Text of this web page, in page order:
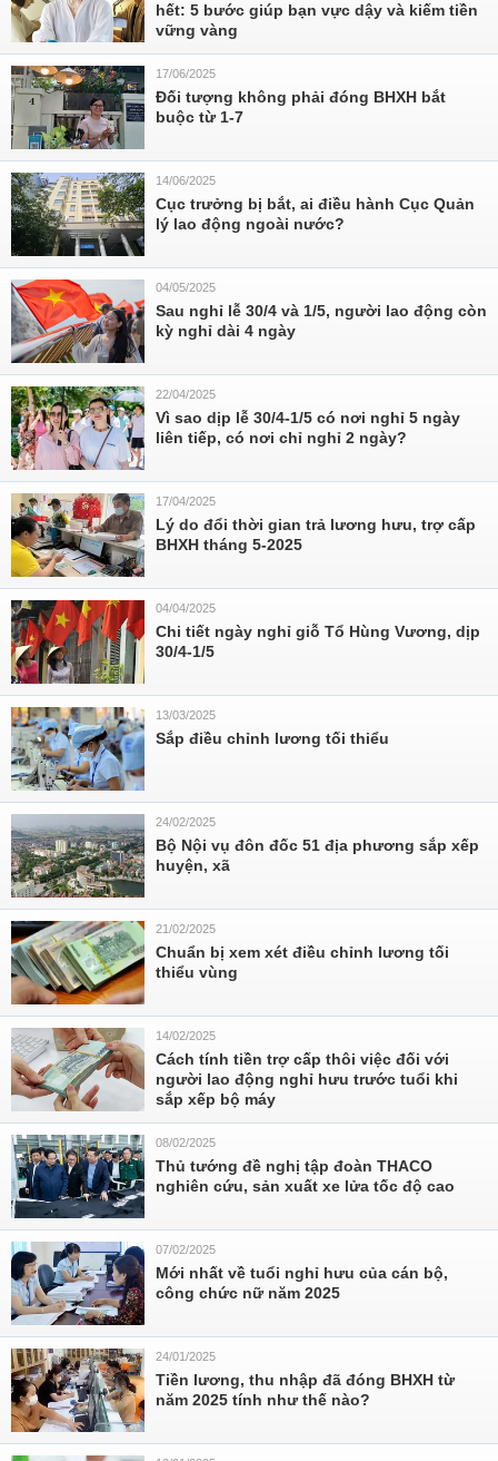
hết: 5 bước giúp bạn vực dậy và kiếm tiền
vững vàng
17/06/2025
Đối tượng không phải đóng BHXH bắt
buộc từ 1-7
14/06/2025
Cục trưởng bị bắt, ai điều hành Cục Quản
lý lao động ngoài nước?
04/05/2025
Sau nghỉ lễ 30/4 và 1/5, người lao động còn
kỳ nghỉ dài 4 ngày
22/04/2025
Vì sao dịp lễ 30/4-1/5 có nơi nghỉ 5 ngày
liên tiếp, có nơi chỉ nghỉ 2 ngày?
17/04/2025
Lý do đổi thời gian trả lương hưu, trợ cấp
BHXH tháng 5-2025
04/04/2025
Chi tiết ngày nghỉ giỗ Tổ Hùng Vương, dịp
30/4-1/5
13/03/2025
Sắp điều chỉnh lương tối thiểu
24/02/2025
Bộ Nội vụ đôn đốc 51 địa phương sắp xếp
huyện, xã
21/02/2025
Chuẩn bị xem xét điều chỉnh lương tối
thiểu vùng
14/02/2025
Cách tính tiền trợ cấp thôi việc đối với
người lao động nghỉ hưu trước tuổi khi
sắp xếp bộ máy
08/02/2025
Thủ tướng đề nghị tập đoàn THACO
nghiên cứu, sản xuất xe lửa tốc độ cao
07/02/2025
Mới nhất về tuổi nghỉ hưu của cán bộ,
công chức nữ năm 2025
24/01/2025
Tiền lương, thu nhập đã đóng BHXH từ
năm 2025 tính như thế nào?